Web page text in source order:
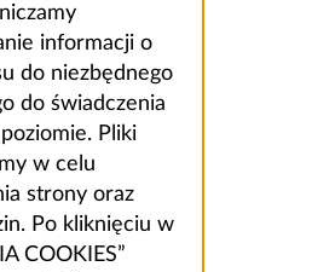
informacji o
do niezbędnego
do świadczenia
Pliki
w celu
strony oraz
Po kliknięciu w
COOKIES”